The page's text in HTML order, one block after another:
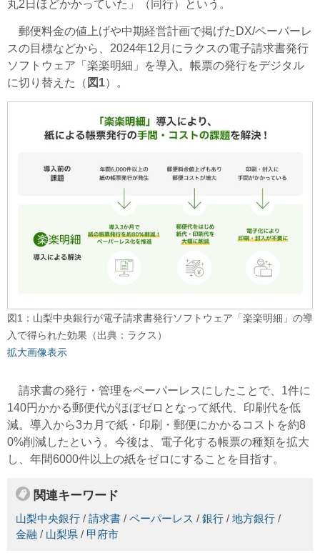
丸2日ほどかかっていた」（同行）という。
郵便料金の値上げや中期経営計画で掲げたDX/ペーパーレ
スの目標などから、2024年12月にラクスの電子請求書発行
ソフトウェア「楽楽明細」を導入。帳票の発行をデジタル
に切り替えた（ 図1）。
図1：山梨中央銀行が電子請求書発行ソフトウェア「楽楽明細」の導
入で得られた効果（出典：ラクス）
拡大画像表示
請求書の発行・管理をペーパーレスにしたことで、1件に
140円かかる郵便代がほぼゼロとなって紙代、印刷代を低
減。導入から3カ月で紙・印刷・郵便にかかるコストを約8
0%削減したという。今後は、電子化する帳票の種類を拡大
し、年間6000件以上の紙をゼロにすることを目指す。
関連キーワード
山梨中央銀行 / 請求書 / ペーパーレス / 銀行 / 地方銀行 /
金融 / 山梨県 / 甲府市